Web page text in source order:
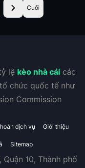
Cuối
lệ kèo nhà cáicác
chức quốc tế như
Commission
dịch vụ Giới thiệu
Sitemap
10, Thành phố